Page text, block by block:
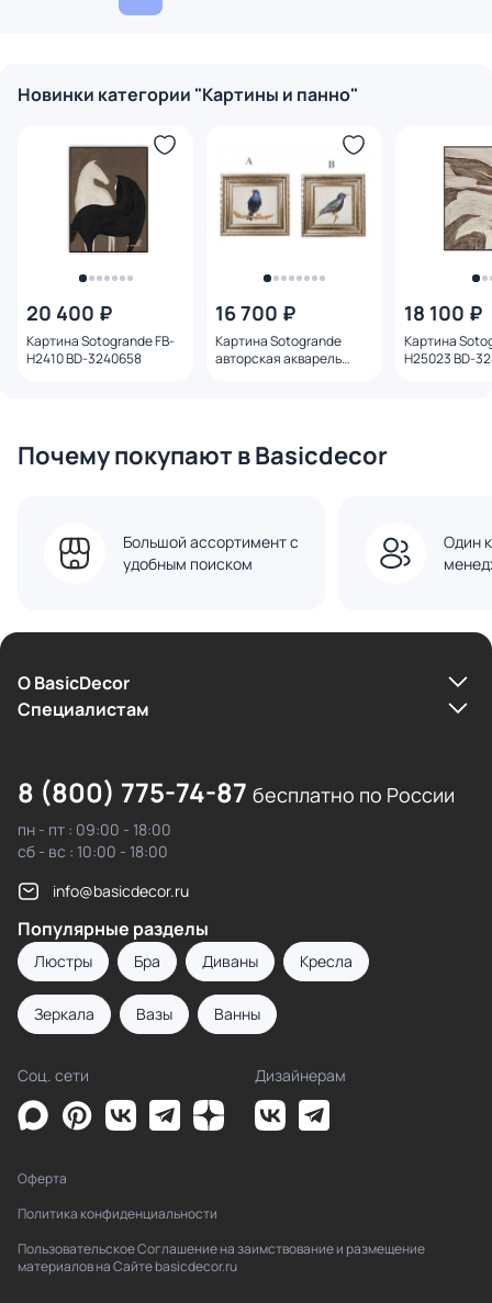
Новинки категории "Картины и панно"
20 400 ₽
Картина Sotogrande FB-
H2410 BD-3240658
16 700 ₽
Картина Sotogrande
авторская акварель
18 100 ₽
Картина
H25023 BD-
Почему покупают в Basicdecor
Большой ассортимент с
удобным поиском
Один
О BasicDecor
Cпециалистам
8 (800) 775-74-87 бесплатно по России
пн - пт : 09:00 - 18:00
сб - вс : 10:00 - 18:00
info@basicdecor.ru
Популярные разделы
Люстры Бра Диваны Кресла
Зеркала Вазы Ванны
Соц. сети Дизайнерам
Оферта
Политика конфиденциальности
Пользовательское Соглашение на заимствование и размещение
материалов на Сайте basicdecor.ru